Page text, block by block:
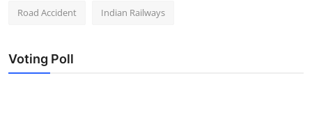
Road Accident Indian Railways
Voting Poll